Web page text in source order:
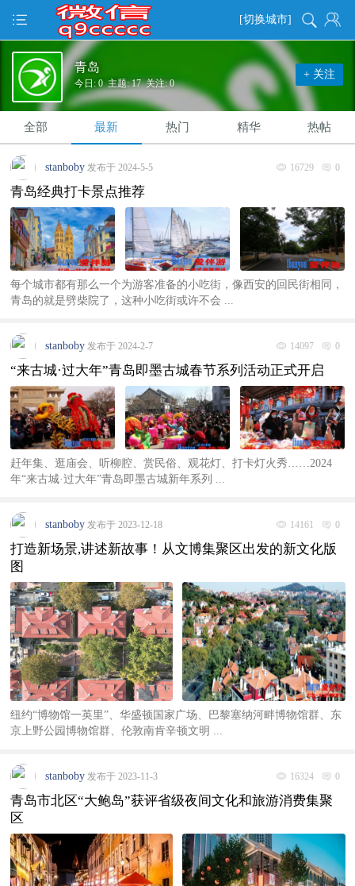
[切换城市]
+ 关注
青岛
今日: 0 主题: 17 关注: 0
全部 最新 热门 精华 热帖
16729 0
stanboby 发布于 2024-5-5
青岛经典打卡景点推荐
每个城市都有那么一个为游客准备的小吃街，像西安的回民街相同，
青岛的就是劈柴院了，这种小吃街或许不会 ...
14097 0
stanboby 发布于 2024-2-7
“来古城·过大年”青岛即墨古城春节系列活动正式开启
赶年集、逛庙会、听柳腔、赏民俗、观花灯、打卡灯火秀……2024
年“来古城·过大年”青岛即墨古城新年系列 ...
14161 0
stanboby 发布于 2023-12-18
打造新场景,讲述新故事！从文博集聚区出发的新文化版
图
纽约“博物馆一英里”、华盛顿国家广场、巴黎塞纳河畔博物馆群、东
京上野公园博物馆群、伦敦南肯辛顿文明 ...
16324 0
stanboby 发布于 2023-11-3
青岛市北区“大鲍岛”获评省级夜间文化和旅游消费集聚
区